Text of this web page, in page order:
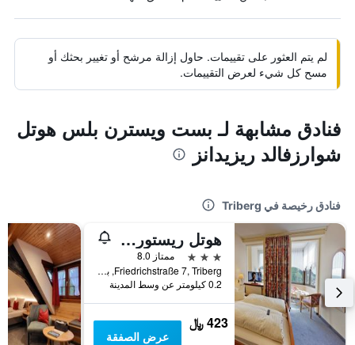
لم يتم العثور على تقييمات. حاول إزالة مرشح أو تغيير بحثك أو
مسح كل شيء لعرض التقييمات.
فنادق مشابهة لـ بست ويسترن بلس هوتل
شوارزفالد ريزيدانز
فنادق رخيصة في Triberg
هوتل ريستورانت كيترير آم كورجارتن
3 نجوم
ممتاز 8.0
Friedrichstraße 7, Triberg, بادن - فورتمبيرغ, ألمانيا
0.2 كيلومتر عن وسط المدينة
423 ﷼
عرض الصفقة